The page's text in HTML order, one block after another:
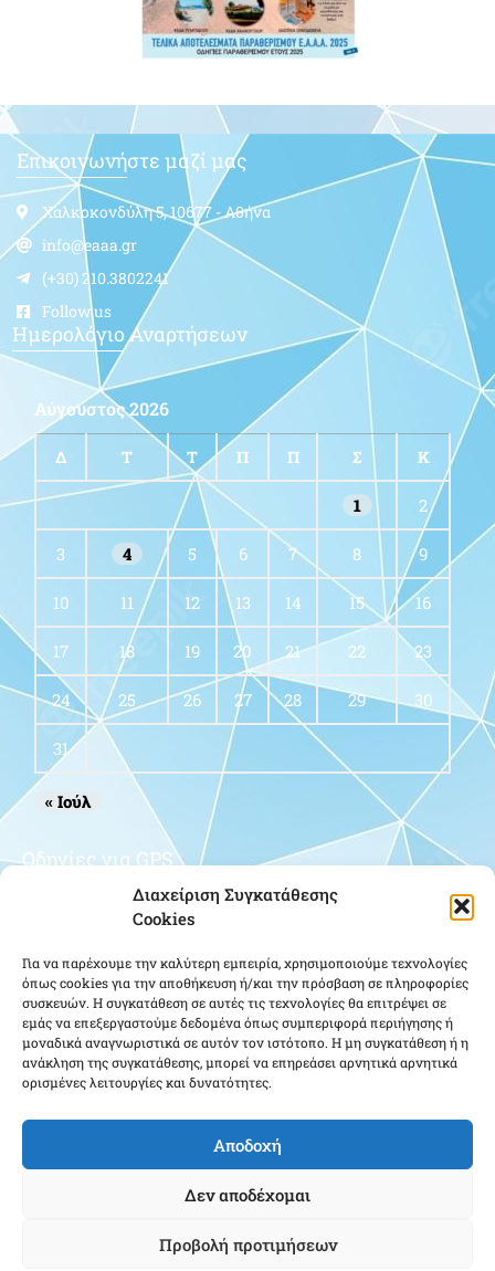
Διαχείριση Συγκατάθεσης
Cookies
Για να παρέχουμε την καλύτερη εμπειρία, χρησιμοποιούμε τεχνολογίες
όπως cookies για την αποθήκευση ή/και την πρόσβαση σε πληροφορίες
συσκευών. Η συγκατάθεση σε αυτές τις τεχνολογίες θα επιτρέψει σε
εμάς να επεξεργαστούμε δεδομένα όπως συμπεριφορά περιήγησης ή
μοναδικά αναγνωριστικά σε αυτόν τον ιστότοπο. Η μη συγκατάθεση ή η
ανάκληση της συγκατάθεσης, μπορεί να επηρεάσει αρνητικά αρνητικά
ορισμένες λειτουργίες και δυνατότητες.
Αποδοχή
Δεν αποδέχομαι
Προβολή προτιμήσεων
Επικοινωνήστε μαζί μας
Χαλκοκονδύλη 5, 10677 - Αθήνα
info@eaaa.gr
(+30) 210.3802241
Follow us
Ημερολόγιο Αναρτήσεων
Αύγουστος 2026
Δ Τ Τ Π Π Σ Κ
1 2
3 4 5 6 7 8 9
10 11 12 13 14 15 16
17 18 19 20 21 22 23
24 25 26 27 28 29 30
31
« Ιούλ
Οδηγίες για GPS
Κάντε κλικ για να αποδεχτείτε cookies
εμπορικής προώθησης και να